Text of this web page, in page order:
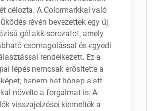
célozta. A Colormarkkal való
révén bevezettek egy új
géllakk-sorozatot, amely
csomagolással és egyedi
rendelkezett. Ez a
lépés nemcsak erősítette a
hanem hat hónap alatt
kal növelte a forgalmat is. A
visszajelzései kiemelték a